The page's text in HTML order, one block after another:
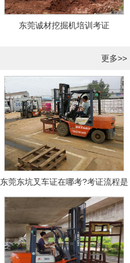
东莞诚材挖掘机培训考证
更多>>
东莞东坑叉车证在哪考?考证流程是
什么?需要什么资料?